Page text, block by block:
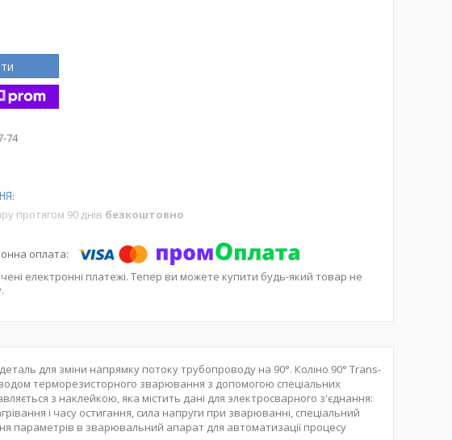
74
протягом 90 днів безкоштовно
електронні платежі. Тепер ви можете купити будь-який товар не
для зміни напрямку потоку трубопроводу на 90°. Коліно 90° Trans-
терморезисторного зварювання з допомогою спеціальних
з наклейкою, яка містить дані для электросварного з'єднання:
і часу остигання, сила напруги при зварюванні, спеціальний
параметрів в зварювальний апарат для автоматизації процесу